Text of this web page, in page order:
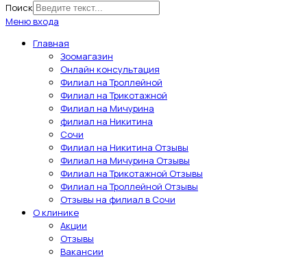
Поиск
Меню входа
Главная
Зоомагазин
Онлайн консультация
Филиал на Троллейной
Филиал на Трикотажной
Филиал на Мичурина
филиал на Никитина
Сочи
Филиал на Никитина Отзывы
Филиал на Мичурина Отзывы
Филиал на Трикотажной Отзывы
Филиал на Троллейной Отзывы
Отзывы на филиал в Сочи
О клинике
Акции
Отзывы
Вакансии